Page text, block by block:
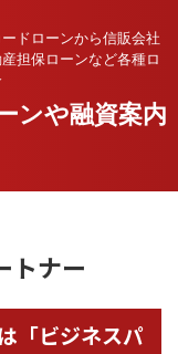
ドローンから信販会社
担保ローンなど各種ロ
ンや融資案内
トナー
「ビジネスパ